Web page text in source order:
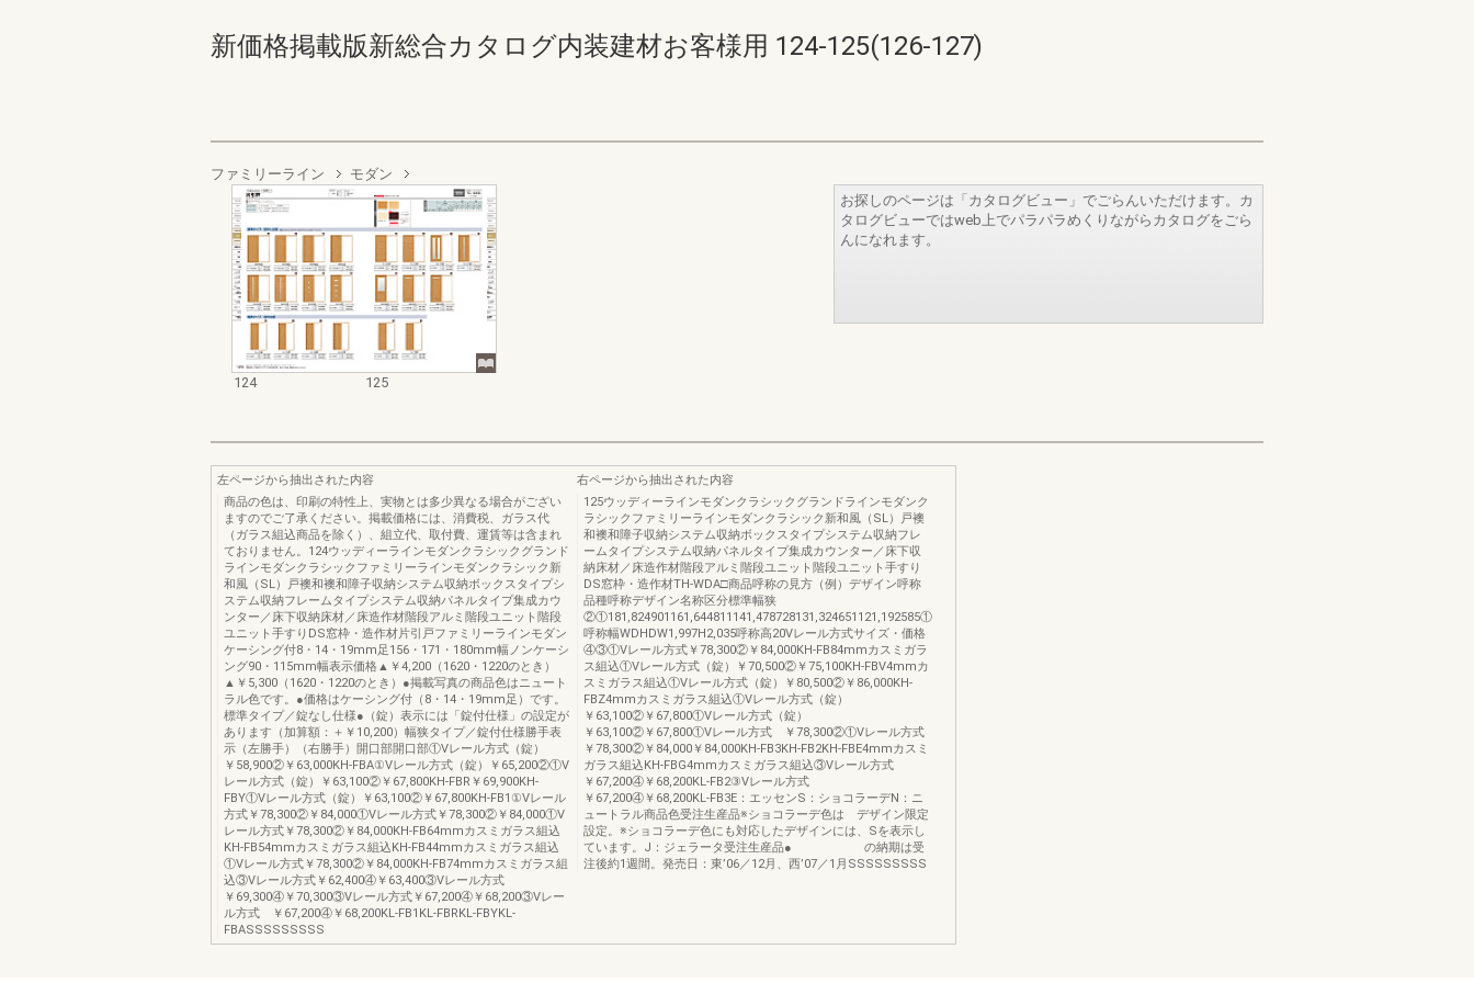
新価格掲載版新総合カタログ内装建材お客様用 124-125(126-127)
ファミリーライン モダン
124 125
お探しのページは「カタログビュー」でごらんいただけます。カ
タログビューではweb上でパラパラめくりながらカタログをごら
んになれます。
左ページから抽出された内容
商品の色は、印刷の特性上、実物とは多少異なる場合がござい
ますのでご了承ください。掲載価格には、消費税、ガラス代
（ガラス組込商品を除く）、組立代、取付費、運賃等は含まれ
ておりません。124ウッディーラインモダンクラシックグランド
ラインモダンクラシックファミリーラインモダンクラシック新
和風（SL）戸襖和襖和障子収納システム収納ボックスタイプシ
ステム収納フレームタイプシステム収納パネルタイプ集成カウ
ンター／床下収納床材／床造作材階段アルミ階段ユニット階段
ユニット手すりDS窓枠・造作材片引戸ファミリーラインモダン
ケーシング付8・14・19mm足156・171・180mm幅ノンケーシ
ング90・115mm幅表示価格▲￥4,200（1620・1220のとき）
▲￥5,300（1620・1220のとき）●掲載写真の商品色はニュート
ラル色です。●価格はケーシング付（8・14・19mm足）です。
標準タイプ／錠なし仕様●（錠）表示には「錠付仕様」の設定が
あります（加算額：＋￥10,200）幅狭タイプ／錠付仕様勝手表
示（左勝手）（右勝手）開口部開口部①Vレール方式（錠）
￥58,900②￥63,000KH-FBA①Vレール方式（錠）￥65,200②①V
レール方式（錠）￥63,100②￥67,800KH-FBR￥69,900KH-
FBY①Vレール方式（錠）￥63,100②￥67,800KH-FB1①Vレール
方式￥78,300②￥84,000①Vレール方式￥78,300②￥84,000①V
レール方式￥78,300②￥84,000KH-FB64mmカスミガラス組込
KH-FB54mmカスミガラス組込KH-FB44mmカスミガラス組込
①Vレール方式￥78,300②￥84,000KH-FB74mmカスミガラス組
込③Vレール方式￥62,400④￥63,400③Vレール方式
￥69,300④￥70,300③Vレール方式￥67,200④￥68,200③Vレー
ル方式 ￥67,200④￥68,200KL-FB1KL-FBRKL-FBYKL-
FBASSSSSSSSS
右ページから抽出された内容
125ウッディーラインモダンクラシックグランドラインモダンク
ラシックファミリーラインモダンクラシック新和風（SL）戸襖
和襖和障子収納システム収納ボックスタイプシステム収納フレ
ームタイプシステム収納パネルタイプ集成カウンター／床下収
納床材／床造作材階段アルミ階段ユニット階段ユニット手すり
DS窓枠・造作材TH-WDA□商品呼称の見方（例）デザイン呼称
品種呼称デザイン名称区分標準幅狭
②①181,824901161,644811141,478728131,324651121,192585①
呼称幅WDHDW1,997H2,035呼称高20Vレール方式サイズ・価格
④③①Vレール方式￥78,300②￥84,000KH-FB84mmカスミガラ
ス組込①Vレール方式（錠）￥70,500②￥75,100KH-FBV4mmカ
スミガラス組込①Vレール方式（錠）￥80,500②￥86,000KH-
FBZ4mmカスミガラス組込①Vレール方式（錠）
￥63,100②￥67,800①Vレール方式（錠）
￥63,100②￥67,800①Vレール方式 ￥78,300②①Vレール方式
￥78,300②￥84,000￥84,000KH-FB3KH-FB2KH-FBE4mmカスミ
ガラス組込KH-FBG4mmカスミガラス組込③Vレール方式
￥67,200④￥68,200KL-FB2③Vレール方式
￥67,200④￥68,200KL-FB3E：エッセンS：ショコラーデN：ニ
ュートラル商品色受注生産品※ショコラーデ色は デザイン限定
設定。※ショコラーデ色にも対応したデザインには、Sを表示し
ています。J：ジェラータ受注生産品● の納期は受
注後約1週間。発売日：東’06／12月、西’07／1月SSSSSSSSS